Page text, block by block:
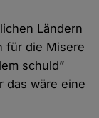
Ländern
für die Misere
schuld”
das wäre eine